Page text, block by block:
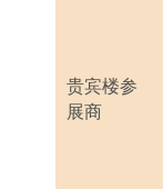
贵宾楼参
展商